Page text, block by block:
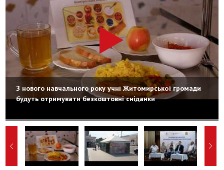
З нового навчального року учні Житомирської громади
будуть отримувати безкоштовні сніданки